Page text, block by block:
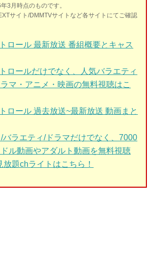
3月時点のものです。
サイト/DMMTVサイトなど各サイトにてご確認
ロール 最新放送 番組概要とキャス
ロールだけでなく、人気バラエティ
マ・アニメ・映画の無料視聴はこ
ロール 過去放送~最新放送 動画まと
バラエティ/ドラマだけでなく、7000
ル動画やアダルト動画を無料視聴
放題chライトはこちら！